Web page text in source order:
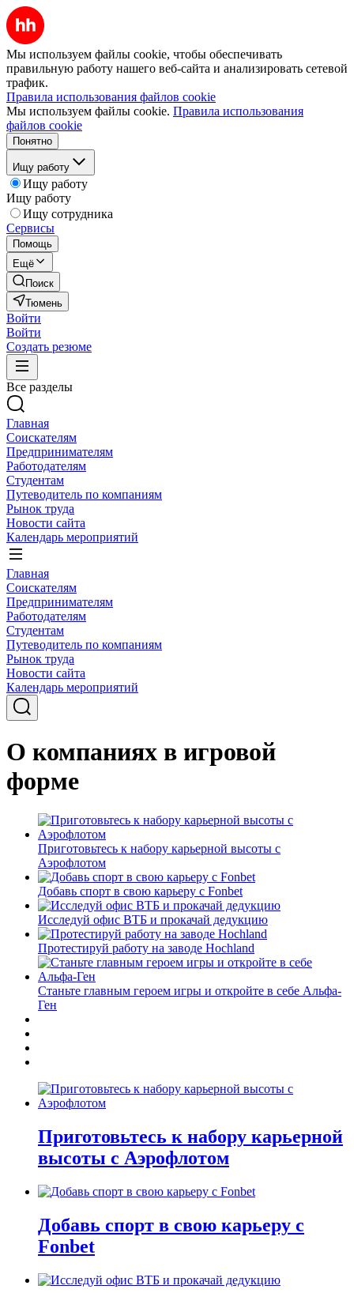
Мы используем файлы cookie, чтобы обеспечивать
правильную работу нашего веб-сайта и анализировать сетевой
трафик.
Правила использования файлов cookie
Мы используем файлы cookie. Правила использования
файлов cookie
Понятно
Ищу работу
Ищу работу
Ищу работу
Ищу сотрудника
Сервисы
Помощь
Ещё
Поиск
Тюмень
Войти
Войти
Создать резюме
Все разделы
Главная
Соискателям
Предпринимателям
Работодателям
Студентам
Путеводитель по компаниям
Рынок труда
Новости сайта
Календарь мероприятий
Главная
Соискателям
Предпринимателям
Работодателям
Студентам
Путеводитель по компаниям
Рынок труда
Новости сайта
Календарь мероприятий
О компаниях в игровой
форме
Приготовьтесь к набору карьерной высоты с
Аэрофлотом
Добавь спорт в свою карьеру с Fonbet
Исследуй офис ВТБ и прокачай дедукцию
Протестируй работу на заводе Hochland
Станьте главным героем игры и откройте в себе Альфа-
Ген
Приготовьтесь к набору карьерной
высоты с Аэрофлотом
Добавь спорт в свою карьеру с
Fonbet